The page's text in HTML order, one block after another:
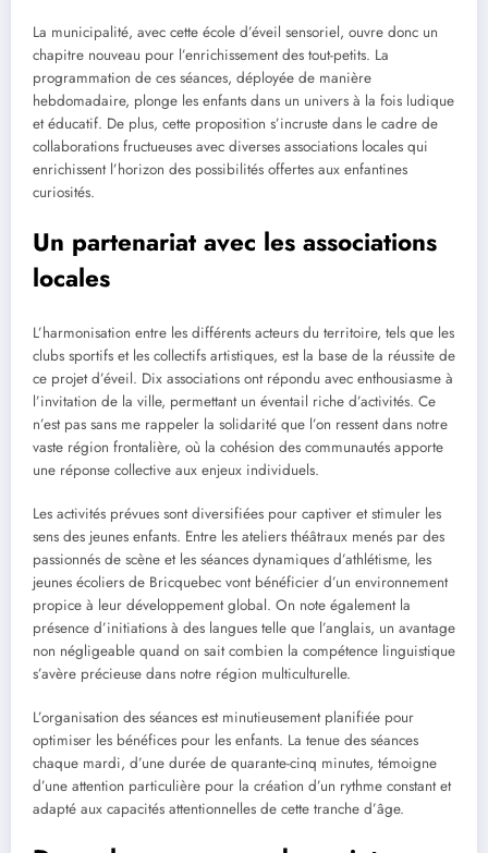
La municipalité, avec cette école d’éveil sensoriel, ouvre donc un
chapitre nouveau pour l’enrichissement des tout-petits. La
programmation de ces séances, déployée de manière
hebdomadaire, plonge les enfants dans un univers à la fois ludique
et éducatif. De plus, cette proposition s’incruste dans le cadre de
collaborations fructueuses avec diverses associations locales qui
enrichissent l’horizon des possibilités offertes aux enfantines
curiosités.
Un partenariat avec les associations
locales
L’harmonisation entre les différents acteurs du territoire, tels que les
clubs sportifs et les collectifs artistiques, est la base de la réussite de
ce projet d’éveil. Dix associations ont répondu avec enthousiasme à
l’invitation de la ville, permettant un éventail riche d’activités. Ce
n’est pas sans me rappeler la solidarité que l’on ressent dans notre
vaste région frontalière, où la cohésion des communautés apporte
une réponse collective aux enjeux individuels.
Les activités prévues sont diversifiées pour captiver et stimuler les
sens des jeunes enfants. Entre les ateliers théâtraux menés par des
passionnés de scène et les séances dynamiques d’athlétisme, les
jeunes écoliers de Bricquebec vont bénéficier d’un environnement
propice à leur développement global. On note également la
présence d’initiations à des langues telle que l’anglais, un avantage
non négligeable quand on sait combien la compétence linguistique
s’avère précieuse dans notre région multiculturelle.
L’organisation des séances est minutieusement planifiée pour
optimiser les bénéfices pour les enfants. La tenue des séances
chaque mardi, d’une durée de quarante-cinq minutes, témoigne
d’une attention particulière pour la création d’un rythme constant et
adapté aux capacités attentionnelles de cette tranche d’âge.